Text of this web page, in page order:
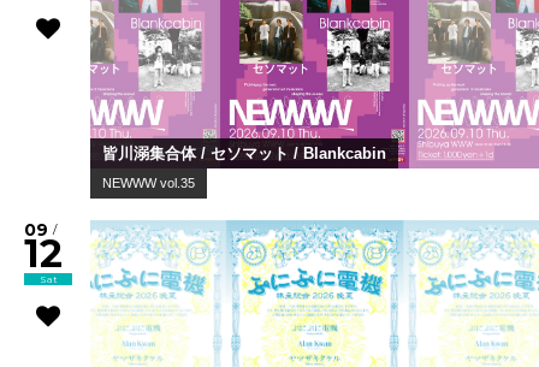
皆川溺集合体 / セソマット / Blankcabin
NEWWW vol.35
09 /
12
Sat